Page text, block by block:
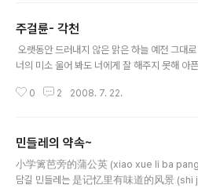
엣 부르던 모습이 생각나 다시 블로그에도 한 번
다. 가사내용은 서로 사랑하는데 있어서 행동과
하다는 내용입니다. 진심으로 사랑을 하는데 있
마지막에는 사랑한다는 말과 함께 끝나는데요.
주걸륜- 각천
오랫동안 드러내지 않은 맑은 하늘 예전 그대
너의 미소 울어 봐도 너에게 잘 해주지 못해 아
기다릴 널 그리워하는 듯해 난 줄을 감으며 너의
렸어 난 영원히 우리의 이야기들과 내가 너에게
을 생각해 날 용서할 수 없어 내가 이미 없어졌다
주길 바래 두 눈을 뜨고 하늘을 보며 나에 대한
0 2 2008. 7. 22.
민들레의 약속~
小学篱芭旁的蒲公英 (xiao xue li ba
담길 민들레는 是记忆里有味道的风景